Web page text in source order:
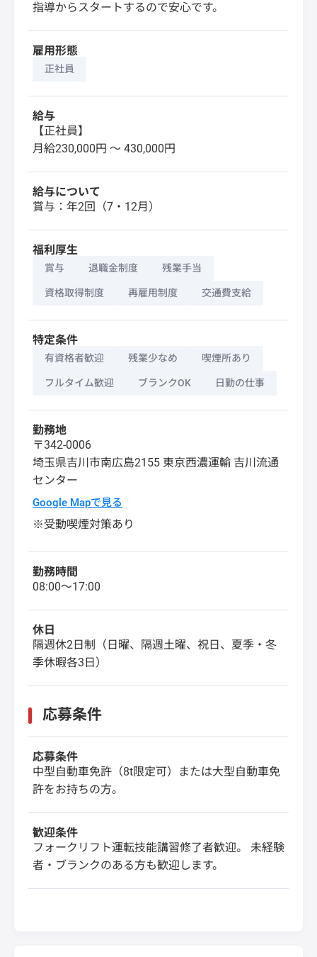
指導からスタートするので安心です。
雇用形態
正社員
給与
【正社員】
月給230,000円 〜 430,000円
給与について
賞与：年2回（7・12月）
福利厚生
賞与 退職金制度 残業手当
資格取得制度 再雇用制度 交通費支給
特定条件
有資格者歓迎 残業少なめ 喫煙所あり
フルタイム歓迎 ブランクOK 日勤の仕事
勤務地
〒342-0006
埼玉県吉川市南広島2155 東京西濃運輸 吉川流通
センター
Google Mapで見る
※受動喫煙対策あり
勤務時間
08:00～17:00
休日
隔週休2日制（日曜、隔週土曜、祝日、夏季・冬
季休暇各3日）
応募条件
応募条件
中型自動車免許（8t限定可）または大型自動車免
許をお持ちの方。
歓迎条件
フォークリフト運転技能講習修了者歓迎。 未経験
者・ブランクのある方も歓迎します。